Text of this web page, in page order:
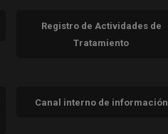
Registro de Actividades de
Tratamiento
Canal interno de información